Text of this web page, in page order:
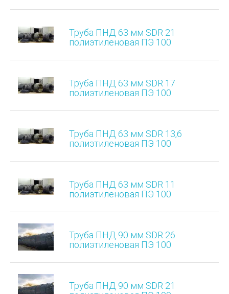
Труба ПНД 63 мм SDR 21
полиэтиленовая ПЭ 100
Труба ПНД 63 мм SDR 17
полиэтиленовая ПЭ 100
Труба ПНД 63 мм SDR 13,6
полиэтиленовая ПЭ 100
Труба ПНД 63 мм SDR 11
полиэтиленовая ПЭ 100
Труба ПНД 90 мм SDR 26
полиэтиленовая ПЭ 100
Труба ПНД 90 мм SDR 21